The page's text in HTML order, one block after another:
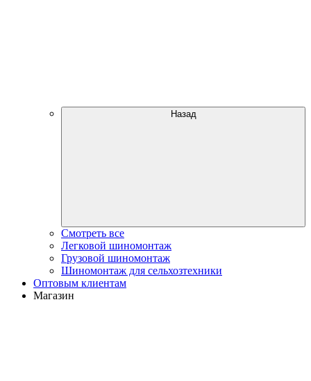
Назад
Смотреть все
Легковой шиномонтаж
Грузовой шиномонтаж
Шиномонтаж для сельхозтехники
Оптовым клиентам
Магазин